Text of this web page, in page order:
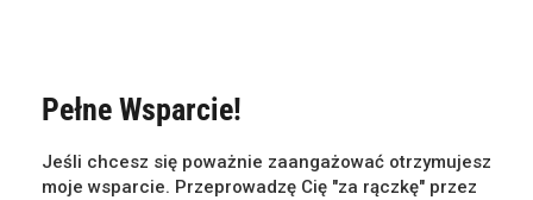
Pełne Wsparcie!
Jeśli chcesz się poważnie zaangażować otrzymujesz
moje wsparcie. Przeprowadzę Cię "za rączkę" przez